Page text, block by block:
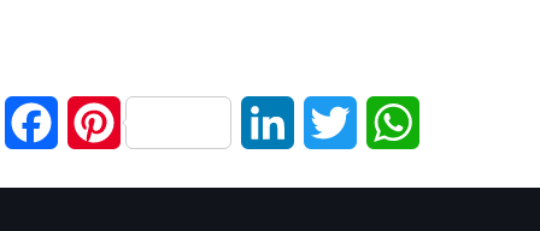
FacebookPinterest LinkedIn Twitter